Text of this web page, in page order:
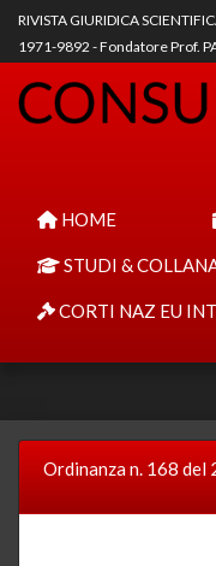
RIVISTA GIURIDICA
1971-9892 - Fondatore Prof.
HOME
STUDI &
CORTI NAZ EU
Ordinanza n. 168 del